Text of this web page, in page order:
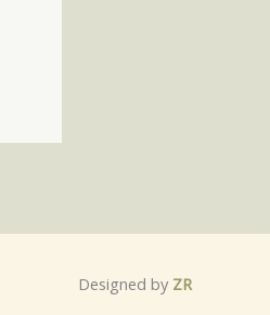
Designed by ZR